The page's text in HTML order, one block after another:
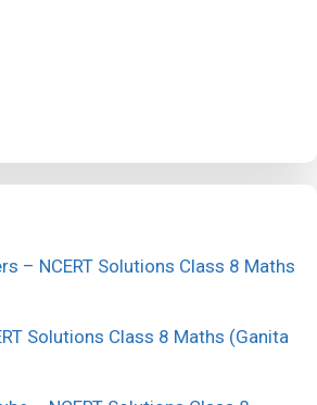
– NCERT Solutions Class 8 Maths
Solutions Class 8 Maths (Ganita